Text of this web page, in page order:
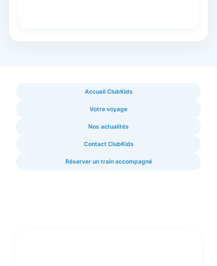
Accueil ClubKids
Votre voyage
Nos actualités
Contact ClubKids
Réserver un train accompagné